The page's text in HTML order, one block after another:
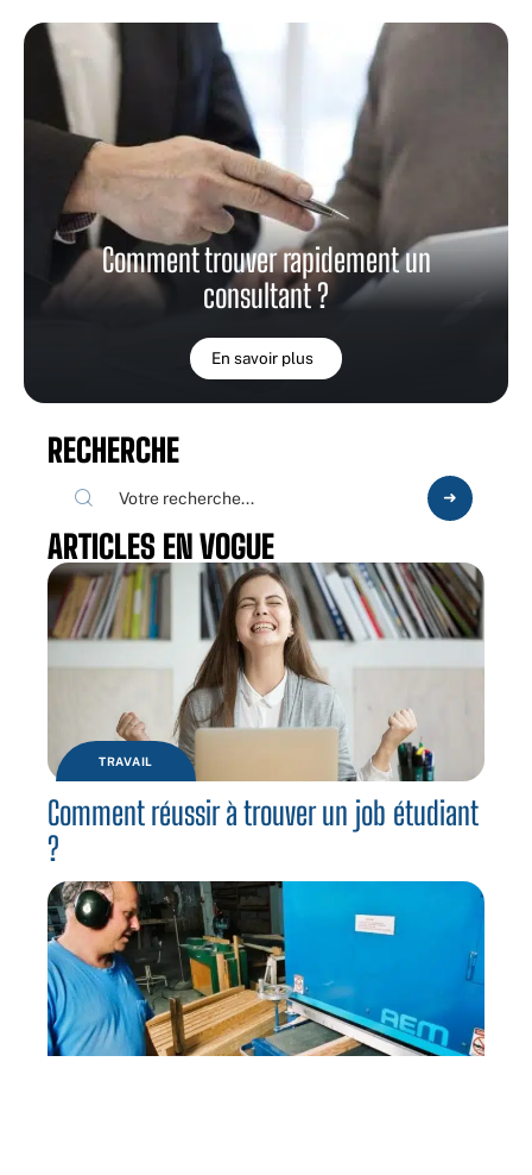
Comment trouver rapidement un
consultant ?
En savoir plus
RECHERCHE
ARTICLES EN VOGUE
TRAVAIL
Comment réussir à trouver un job étudiant
?